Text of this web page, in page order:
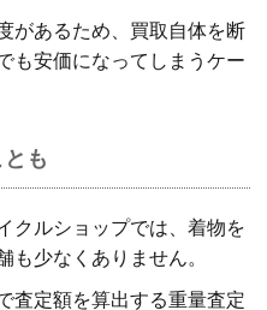
があるため、買取自体を断
も安価になってしまうケー
も
クルショップでは、着物を
も少なくありません。
査定額を算出する重量査定